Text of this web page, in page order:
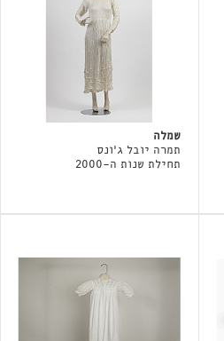
שמלה
תמרה יובל ג׳ונס
תחילת שנות ה-2000